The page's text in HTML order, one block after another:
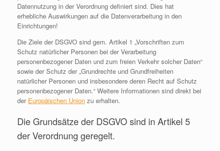
Datennutzung in der Verordnung definiert sind. Dies hat
erhebliche Auswirkungen auf die Datenverarbeitung in den
Einrichtungen!
Die Ziele der DSGVO sind gem. Artikel 1 „Vorschriften zum
Schutz natürlicher Personen bei der Verarbeitung
personenbezogener Daten und zum freien Verkehr solcher Daten“
sowie der Schutz der „Grundrechte und Grundfreiheiten
natürlicher Personen und insbesondere deren Recht auf Schutz
personenbezogener Daten.“ Weitere Informationen sind direkt bei
der Europäischen Union zu erhalten.
Die Grundsätze der DSGVO sind in Artikel 5
der Verordnung geregelt.